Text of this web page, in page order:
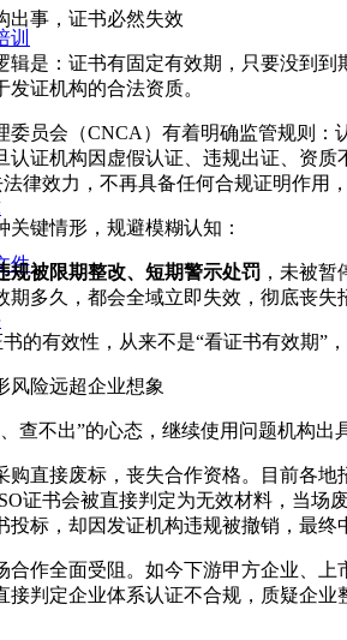
训
件
出事，证书必然失效
辑是：证书有固定有效期，只要没到
证机构的合法资质。
委员会（CNCA）有着明确监管规则
认证机构因虚假认证、违规出证、资
律效力，不再具备任何合规证明作用
键情形，规避模糊认知：
规被限期整改、短期警示处罚 ，未被
期多久，都会全域立即失效，彻底丧
的有效性，从来不是“看证书有效期”
风险远超企业想象
查不出”的心态，继续使用问题机构
购直接废标，丧失合作资格。目前各
证书会被直接判定为无效材料，当
投标，却因发证机构违规被撤销，最
合作全面受阻。如今下游甲方企业、
接判定企业体系认证不合规，质疑企